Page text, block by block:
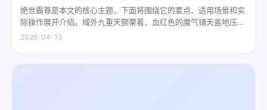
绝世霸尊是本文的核心主题，下面将围绕它的要点、适用场景和实
际操作展开介绍。域外九重天颤栗着，血红色的魔气铺天盖地压向
人间界最后一道防线——诛仙阵。阵中百万仙神联军已是强弩之
2026-04-13